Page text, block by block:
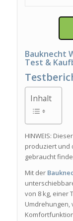
Bauknecht
Test &
Inhalt
HINWEIS:
produziert und
gebraucht
Mit der
von 8 kg, einer
Umdrehungen,